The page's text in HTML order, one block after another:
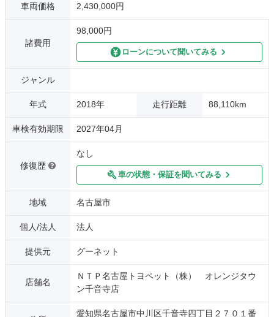
車両価格 2,430,000円
諸費用
98,000円
ローンについて聞いてみる
ジャンル
年式 2018年 走行距離 88,110km
車検有効期限 2027年04月
修復歴
なし
車の状態・保証を聞いてみる
地域 名古屋市
個人/法人 法人
提供元 グーネット
店舗名
ＮＴＰ名古屋トヨペット（株） オレンジタウ
ン千音寺店
愛知県名古屋市中川区千音寺四丁目２７０１番